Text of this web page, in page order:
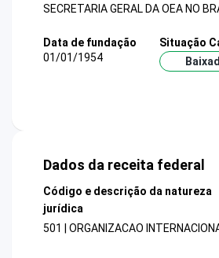
SECRETARIA GERAL DA OEA NO
Data de fundação
01/01/1954
Situação
Dados da receita federal
Código e descrição da natureza
jurídica
501 | ORGANIZACAO